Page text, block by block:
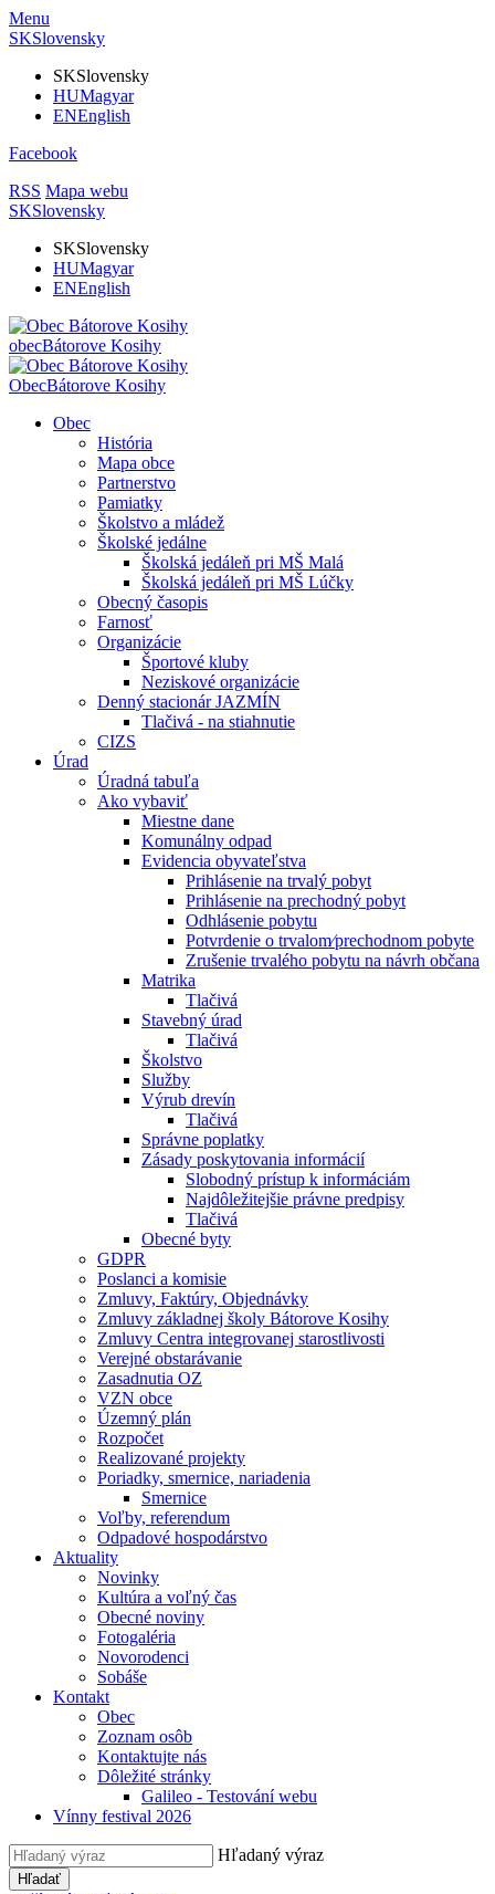
Menu
SKSlovensky
SKSlovensky
HUMagyar
ENEnglish
Facebook
RSS Mapa webu
SKSlovensky
SKSlovensky
HUMagyar
ENEnglish
obecBátorove Kosihy
ObecBátorove Kosihy
Obec
História
Mapa obce
Partnerstvo
Pamiatky
Školstvo a mládež
Školské jedálne
Školská jedáleň pri MŠ Malá
Školská jedáleň pri MŠ Lúčky
Obecný časopis
Farnosť
Organizácie
Športové kluby
Neziskové organizácie
Denný stacionár JAZMÍN
Tlačivá - na stiahnutie
CIZS
Úrad
Úradná tabuľa
Ako vybaviť
Miestne dane
Komunálny odpad
Evidencia obyvateľstva
Prihlásenie na trvalý pobyt
Prihlásenie na prechodný pobyt
Odhlásenie pobytu
Potvrdenie o trvalom⁄prechodnom pobyte
Zrušenie trvalého pobytu na návrh občana
Matrika
Tlačivá
Stavebný úrad
Tlačivá
Školstvo
Služby
Výrub drevín
Tlačivá
Správne poplatky
Zásady poskytovania informácií
Slobodný prístup k informáciám
Najdôležitejšie právne predpisy
Tlačivá
Obecné byty
GDPR
Poslanci a komisie
Zmluvy, Faktúry, Objednávky
Zmluvy základnej školy Bátorove Kosihy
Zmluvy Centra integrovanej starostlivosti
Verejné obstarávanie
Zasadnutia OZ
VZN obce
Územný plán
Rozpočet
Realizované projekty
Poriadky, smernice, nariadenia
Smernice
Voľby, referendum
Odpadové hospodárstvo
Aktuality
Novinky
Kultúra a voľný čas
Obecné noviny
Fotogaléria
Novorodenci
Sobáše
Kontakt
Obec
Zoznam osôb
Kontaktujte nás
Dôležité stránky
Galileo - Testování webu
Vínny festival 2026
Hľadaný výraz
Hľadať